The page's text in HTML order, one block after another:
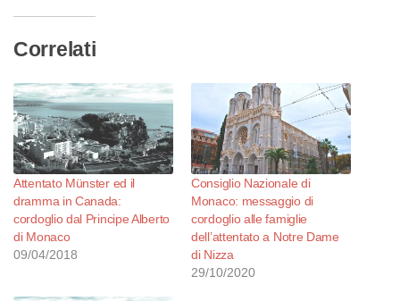
Correlati
Attentato Münster ed il
dramma in Canada:
cordoglio dal Principe Alberto
di Monaco
09/04/2018
Consiglio Nazionale di
Monaco: messaggio di
cordoglio alle famiglie
dell’attentato a Notre Dame
di Nizza
29/10/2020